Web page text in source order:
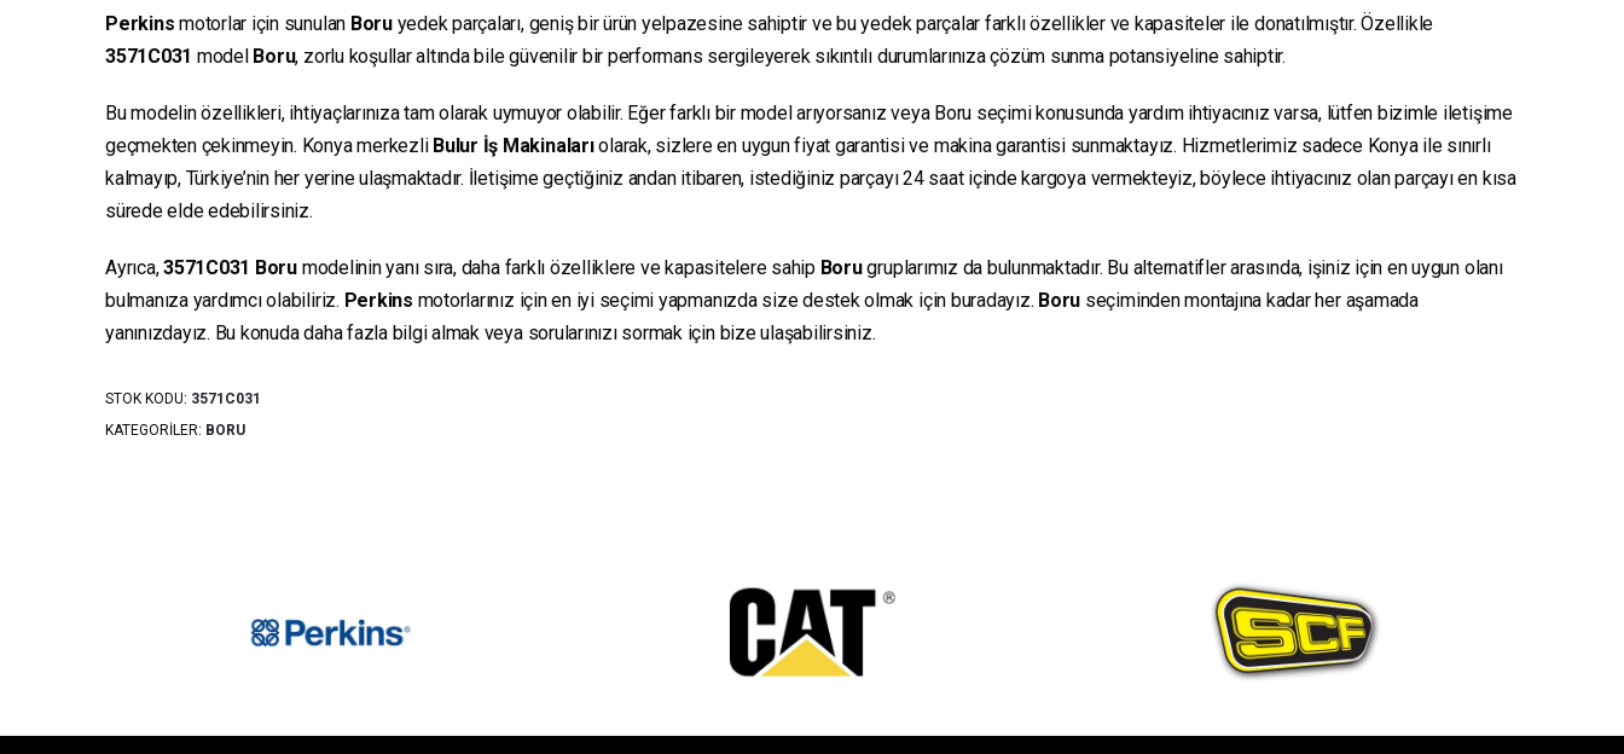
Perkins motorlar için sunulan Boruyedek parçaları, geniş bir ürün yelpazesine sahiptir ve bu yedek parçalar farklı özellikler ve kapasiteler ile donatılmıştır. Özellikle
3571C031 model Boru, zorlu koşullar altında bile güvenilir bir performans sergileyerek sıkıntılı durumlarınıza çözüm sunma potansiyeline sahiptir.
Bu modelin özellikleri, ihtiyaçlarınıza tam olarak uymuyor olabilir. Eğer farklı bir model arıyorsanız veya Boru seçimi konusunda yardım ihtiyacınız varsa, lütfen bizimle iletişime
geçmekten çekinmeyin. Konya merkezli Bulur İş Makinalarıolarak, sizlere en uygun fiyat garantisi ve makina garantisi sunmaktayız. Hizmetlerimiz sadece Konya ile sınırlı
kalmayıp, Türkiye’nin her yerine ulaşmaktadır. İletişime geçtiğiniz andan itibaren, istediğiniz parçayı 24 saat içinde kargoya vermekteyiz, böylece ihtiyacınız olan parçayı en kısa
sürede elde edebilirsiniz.
Ayrıca,3571C031 Boru modelinin yanı sıra, daha farklı özelliklere ve kapasitelere sahip Borugruplarımız da bulunmaktadır. Bu alternatifler arasında, işiniz için en uygun olanı
bulmanıza yardımcı olabiliriz. Perkins motorlarınız için en iyi seçimi yapmanızda size destek olmak için buradayız. Boru seçiminden montajına kadar her aşamada
yanınızdayız. Bu konuda daha fazla bilgi almak veya sorularınızı sormak için bize ulaşabilirsiniz.
STOK KODU: 3571C031
KATEGORILER: BORU